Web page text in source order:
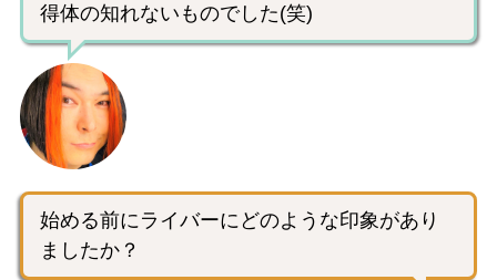
得体の知れないものでした(笑)
始める前にライバーにどのような印象があり
ましたか？